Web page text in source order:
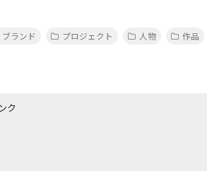
ブランド プロジェクト 人物
作品
ク